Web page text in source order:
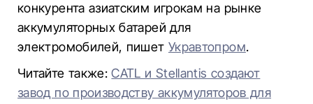
конкурента азиатским игрокам на рынке
аккумуляторных батарей для
электромобилей, пишет Укравтопром.
Читайте также:CATL и Stellantis создают
завод по производству аккумуляторов для